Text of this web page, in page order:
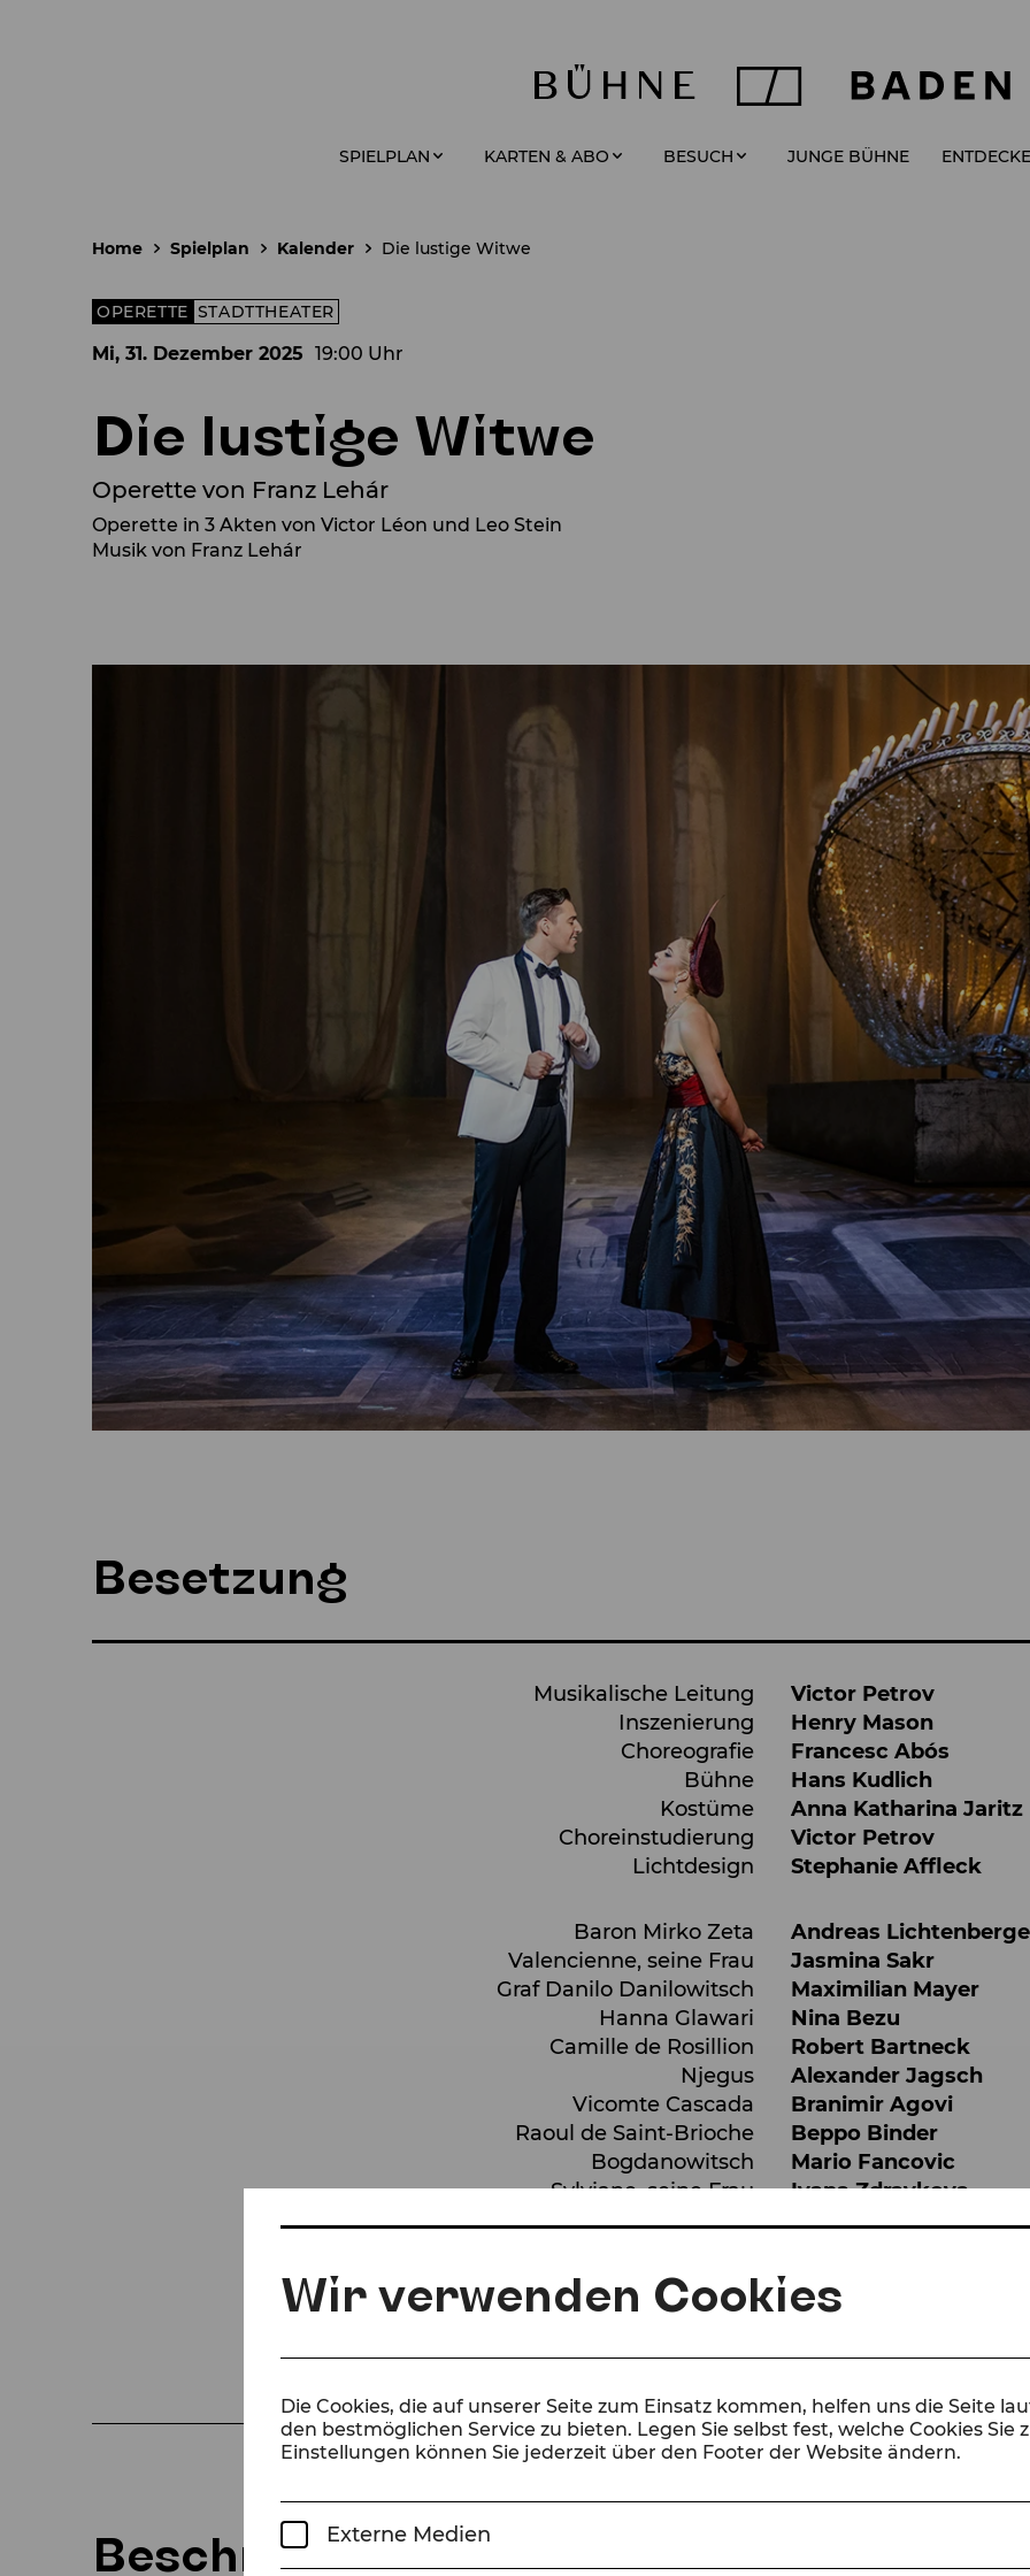
Wir verwenden Cookies
Die Cookies, die auf unserer Seite zum Einsatz kommen, helfen uns die Seite
den bestmöglichen Service zu bieten. Legen Sie selbst fest, welche Cookies Sie
Einstellungen können Sie jederzeit über den Footer der Website ändern.
Externe Medien
SPIELPLAN KARTEN & ABO BESUCH JUNGE BÜHNE
Home Spielplan Kalender Die lustige Witwe
OPERETTE
Mi, 31. Dezember 2025 19:00 Uhr
Die lustige Witwe
Operette von Franz Lehár
Operette in 3 Akten von Victor Léon und Leo Stein
Musik von Franz Lehár
STADTTHEATER
Besetzung
Musikalische Leitung
Victor Petrov
Inszenierung
Henry Mason
Choreografie
Francesc Abós
Bühne
Hans Kudlich
Kostüme
Anna Katharina Jaritz
Choreinstudierung
Victor Petrov
Lichtdesign
Stephanie Affleck
Baron Mirko Zeta
Andreas
Valencienne, seine Frau
Jasmina Sakr
Graf Danilo Danilowitsch
Maximilian Mayer
Hanna Glawari
Nina Bezu
Camille de Rosillion
Robert Bartneck
Njegus
Alexander Jagsch
Vicomte Cascada
Branimir Agovi
Raoul de Saint-Brioche
Beppo Binder
Bogdanowitsch
Mario Fancovic
Sylviane, seine Frau
Ivana Zdravkova
Kromow
Ardeshir Babak
Pritschitsch
Praskowia, seine Frau
Erin Marks
Beschreibung